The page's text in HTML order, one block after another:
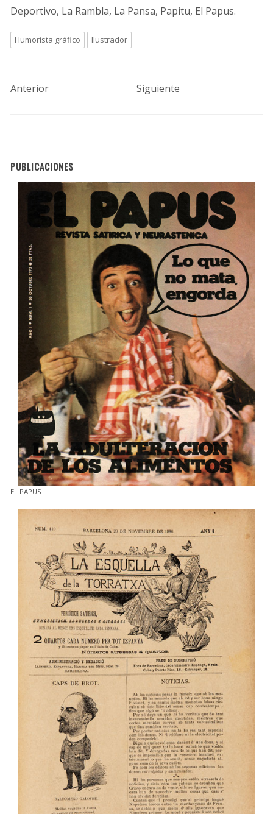
Deportivo, La Rambla, La Pansa, Papitu, El Papus.
Humorista gráfico Ilustrador
Anterior Siguiente
PUBLICACIONES
EL PAPUS